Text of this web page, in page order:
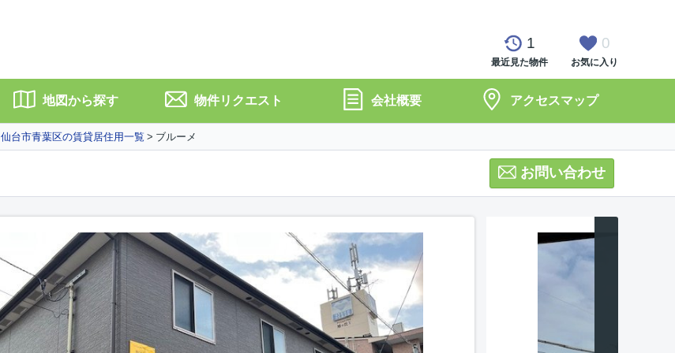
1
最近見た物件
0
お気に入り
地図から探す 物件リクエスト 会社概要 アクセスマップ
仙台市青葉区の賃貸居住用一覧 ブルーメ
お問い合わせ